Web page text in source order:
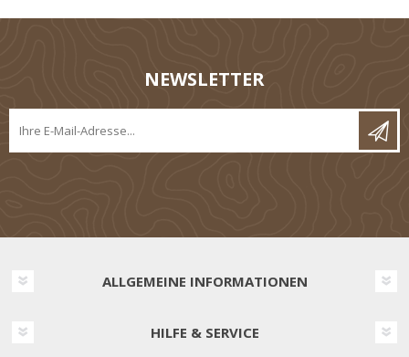
NEWSLETTER
ALLGEMEINE INFORMATIONEN
HILFE & SERVICE